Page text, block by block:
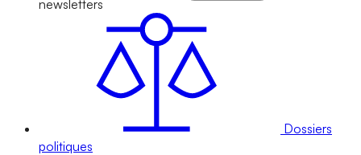
newsletters
Dossiers
politiques